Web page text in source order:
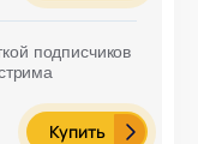
подписчиков
Купить